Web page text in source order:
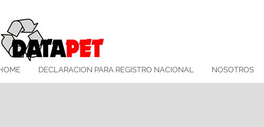
DECLARACION PARA REGISTRO NACIONAL NOSOTROS